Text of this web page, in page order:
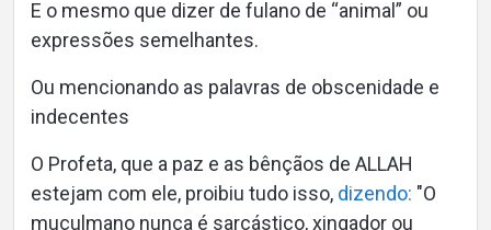
Languages
E o mesmo que dizer de fulano de “animal” ou
expressões semelhantes.
Ou mencionando as palavras de obscenidade e
indecentes
O Profeta, que a paz e as bênçãos de ALLAH
estejam com ele, proibiu tudo isso, dizendo: "O
muçulmano nunca é sarcástico, xingador ou